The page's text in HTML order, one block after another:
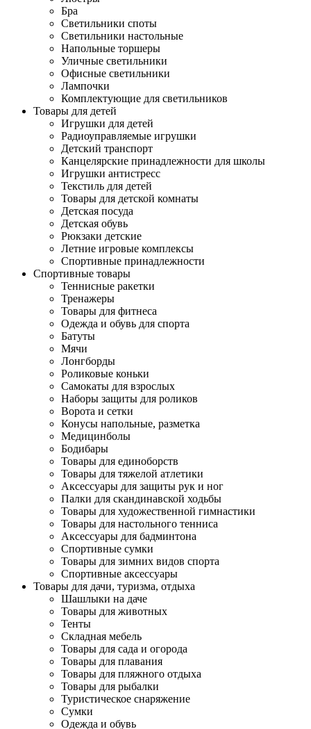
Бра
Светильники споты
Светильники настольные
Напольные торшеры
Уличные светильники
Офисные светильники
Лампочки
Комплектующие для светильников
Товары для детей
Игрушки для детей
Радиоуправляемые игрушки
Детский транспорт
Канцелярские принадлежности для школы
Игрушки антистресс
Текстиль для детей
Товары для детской комнаты
Детская посуда
Детская обувь
Рюкзаки детские
Летние игровые комплексы
Спортивные принадлежности
Спортивные товары
Теннисные ракетки
Тренажеры
Товары для фитнеса
Одежда и обувь для спорта
Батуты
Мячи
Лонгборды
Роликовые коньки
Самокаты для взрослых
Наборы защиты для роликов
Ворота и сетки
Конусы напольные, разметка
Медицинболы
Бодибары
Товары для единоборств
Товары для тяжелой атлетики
Аксессуары для защиты рук и ног
Палки для скандинавской ходьбы
Товары для художественной гимнастики
Товары для настольного тенниса
Аксессуары для бадминтона
Спортивные сумки
Товары для зимних видов спорта
Спортивные аксессуары
Товары для дачи, туризма, отдыха
Шашлыки на даче
Товары для животных
Тенты
Складная мебель
Товары для сада и огорода
Товары для плавания
Товары для пляжного отдыха
Товары для рыбалки
Туристическое снаряжение
Сумки
Одежда и обувь